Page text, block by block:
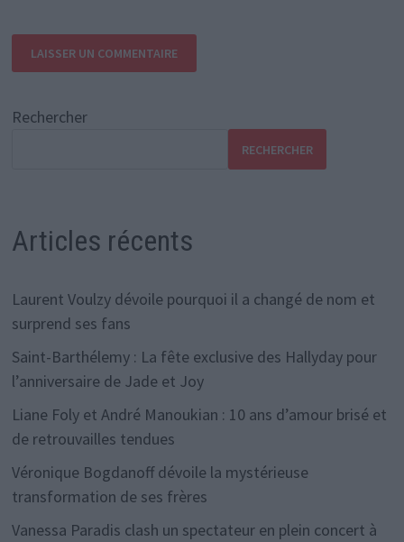
Rechercher
RECHERCHER
Articles récents
Laurent Voulzy dévoile pourquoi il a changé de nom et
surprend ses fans
Saint-Barthélemy : La fête exclusive des Hallyday pour
l’anniversaire de Jade et Joy
Liane Foly et André Manoukian : 10 ans d’amour brisé et
de retrouvailles tendues
Véronique Bogdanoff dévoile la mystérieuse
transformation de ses frères
Vanessa Paradis clash un spectateur en plein concert à